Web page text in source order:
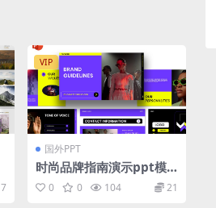
VIP
国外PPT
时尚品牌指南演示ppt模
板 0 0 104 21